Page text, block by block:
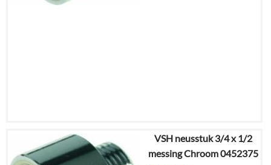
€9,39
€6,83
VSH neusstuk 3/4 x 1/2
messing Chroom 0452375